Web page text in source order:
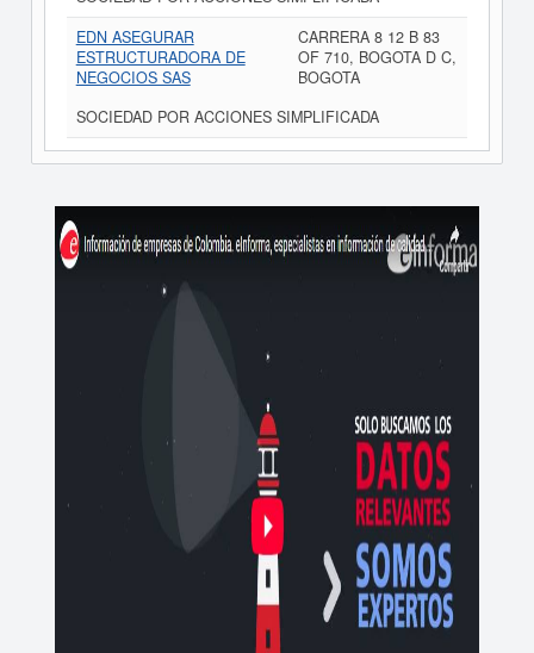
EDN ASEGURAR
ESTRUCTURADORA DE
NEGOCIOS SAS
CARRERA 8 12 B 83
OF 710, BOGOTA D C,
BOGOTA
SOCIEDAD POR ACCIONES SIMPLIFICADA